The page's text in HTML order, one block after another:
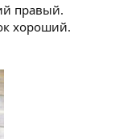
правый.
хороший.